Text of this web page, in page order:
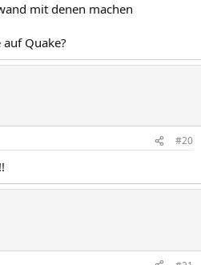
mit denen machen
Quake?
#20